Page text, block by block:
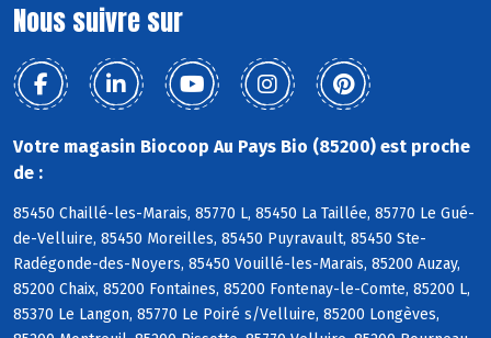
Nous suivre sur
Votre magasin Biocoop Au Pays Bio (85200) est proche
de :
85450 Chaillé-les-Marais, 85770 L, 85450 La Taillée, 85770 Le Gué-
de-Velluire, 85450 Moreilles, 85450 Puyravault, 85450 Ste-
Radégonde-des-Noyers, 85450 Vouillé-les-Marais, 85200 Auzay,
85200 Chaix, 85200 Fontaines, 85200 Fontenay-le-Comte, 85200 L,
85370 Le Langon, 85770 Le Poiré s/Velluire, 85200 Longèves,